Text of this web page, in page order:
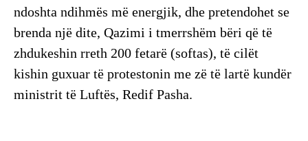
ndoshta ndihmës më energjik, dhe pretendohet se
brenda një dite, Qazimi i tmerrshëm bëri që të
zhdukeshin rreth 200 fetarë (softas), të cilët
kishin guxuar të protestonin me zë të lartë kundër
ministrit të Luftës, Redif Pasha.